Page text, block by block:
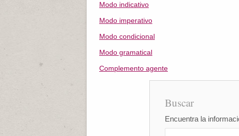
Modo indicativo
Modo imperativo
Modo condicional
Modo gramatical
Complemento agente
Buscar
Encuentra la